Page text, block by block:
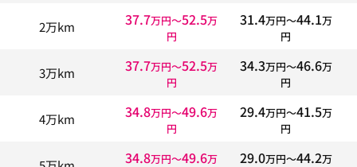
2万km 37.7万円〜52.5万
円
31.4万円〜44.1万
円
3万km 37.7万円〜52.5万
円
34.3万円〜46.6万
円
4万km 34.8万円〜49.6万
円
29.4万円〜41.5万
円
34.8万円〜49.6万
29.0万円〜44.2万